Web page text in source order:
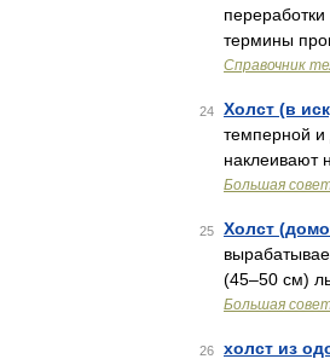
термины
Справочник
24 Холст (в
темперной и
наклеивают
Большая
25 Холст
(45‒50 см)
Большая
26 холст из